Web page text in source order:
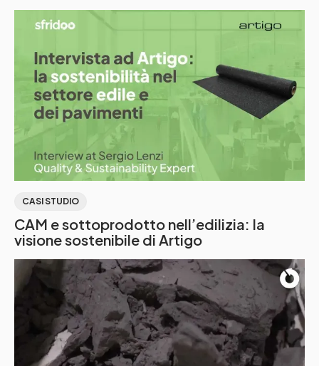
CASI STUDIO
CAM e sottoprodotto nell’edilizia: la
visione sostenibile di Artigo